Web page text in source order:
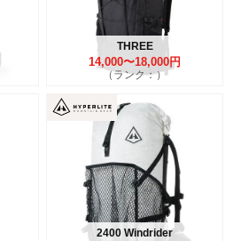
THREE
14,000〜18,000円
（ランク：）
2400 Windrider